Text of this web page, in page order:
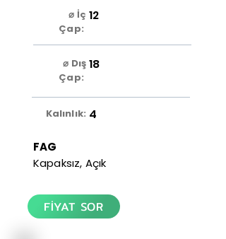
⌀ İç
Çap:
12
⌀ Dış
Çap:
18
Kalınlık: 4
FAG
Kapaksız, Açık
FİYAT SOR